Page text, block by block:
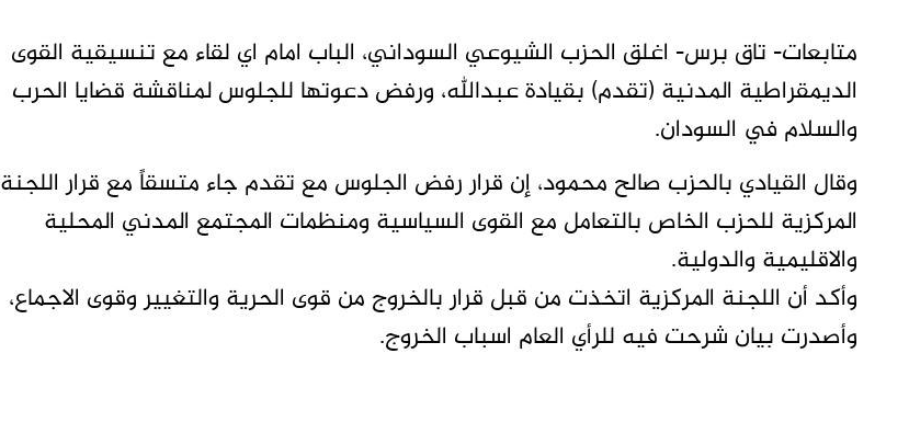
متابعات- تاق برس- اغلق الحزب الشيوعي السوداني، الباب امام اي لقاء مع تنسيقية القوى
الديمقراطية المدنية (تقدم) بقيادة عبدالله، ورفض دعوتها للجلوس لمناقشة قضايا الحرب
والسلام في السودان.
وقال القيادي بالحزب صالح محمود، إن قرار رفض الجلوس مع تقدم جاء متسقاً مع قرار اللجنة
المركزية للحزب الخاص بالتعامل مع القوى السياسية ومنظمات المجتمع المدني المحلية
والاقليمية والدولية.
وأكد أن اللجنة المركزية اتخذت من قبل قرار بالخروج من قوى الحرية والتغيير وقوى الاجماع،
وأصدرت بيان شرحت فيه للرأي العام اسباب الخروج.